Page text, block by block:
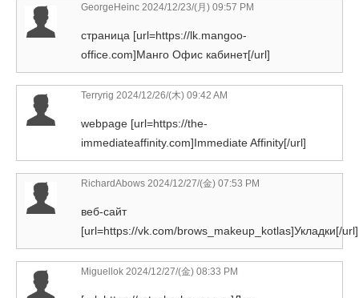
GeorgeHeinc 2024/12/23/(月) 09:57 PM
страница [url=https://lk.mangoo-
office.com]Манго Офис кабинет[/url]
Terryrig 2024/12/26/(木) 09:42 AM
webpage [url=https://the-
immediateaffinity.com]Immediate Affinity[/url]
RichardAbows 2024/12/27/(金) 07:53 PM
веб-сайт
[url=https://vk.com/brows_makeup_kotlas]Укладки[/url]
Miguellok 2024/12/27/(金) 08:33 PM